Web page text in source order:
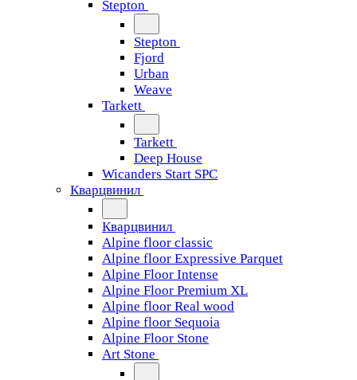
Stepton
Stepton
Fjord
Urban
Weave
Tarkett
Tarkett
Deep House
Wicanders Start SPC
Кварцвинил
Кварцвинил
Alpine floor classic
Alpine floor Expressive Parquet
Alpine Floor Intense
Alpine Floor Premium XL
Alpine floor Real wood
Alpine floor Sequoia
Alpine Floor Stone
Art Stone